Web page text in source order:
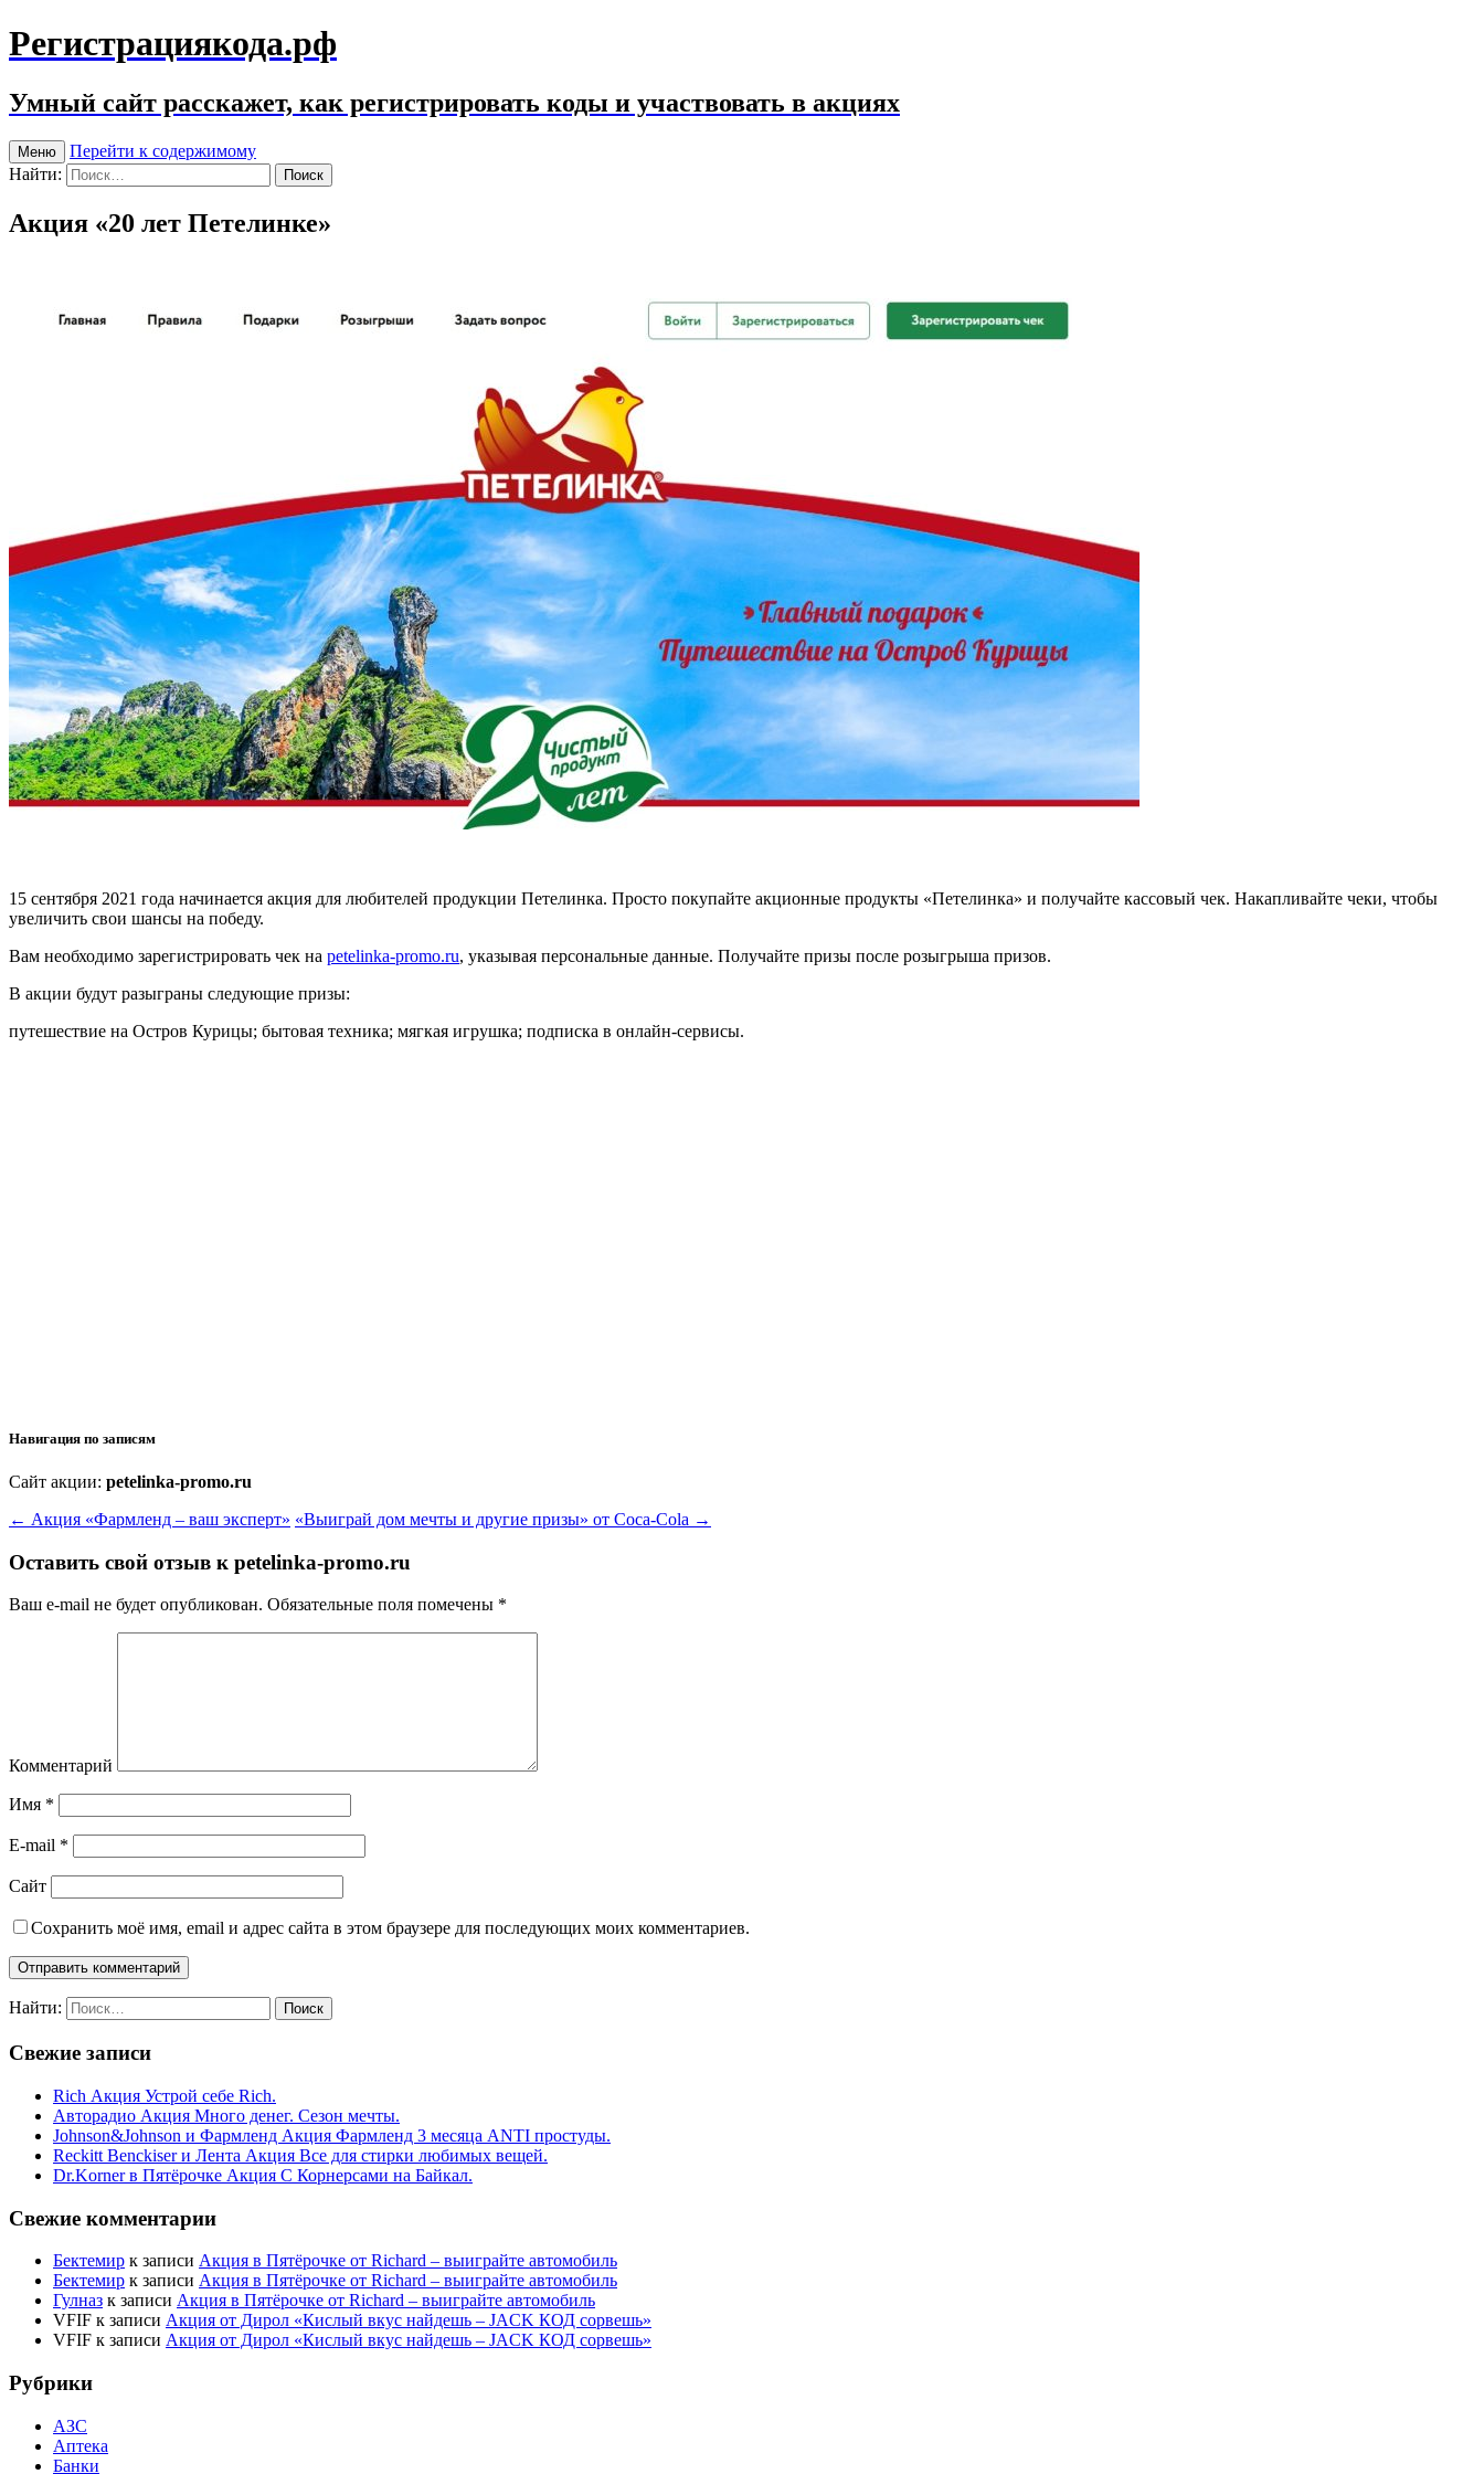
Регистрациякода.рф
Умный сайт расскажет, как регистрировать коды и участвовать в акциях
Меню
Перейти к содержимому
Найти:
Акция «20 лет Петелинке»
15 сентября 2021 года начинается акция для любителей продукции Петелинка. Просто покупайте акционные продукты «Петелинка» и получайте кассовый чек. Накапливайте чеки, чтобы
увеличить свои шансы на победу.
Вам необходимо зарегистрировать чек на petelinka-promo.ru, указывая персональные данные. Получайте призы после розыгрыша призов.
В акции будут разыграны следующие призы:
путешествие на Остров Курицы; бытовая техника; мягкая игрушка; подписка в онлайн-сервисы.
Навигация по записям
Сайт акции: petelinka-promo.ru
← Акция «Фармленд – ваш эксперт» «Выиграй дом мечты и другие призы» от Coca-Cola →
Оставить свой отзыв к petelinka-promo.ru
Ваш e-mail не будет опубликован. Обязательные поля помечены *
Комментарий
Имя *
E-mail *
Сайт
Сохранить моё имя, email и адрес сайта в этом браузере для последующих моих комментариев.
Найти:
Свежие записи
Rich Акция Устрой себе Rich.
Авторадио Акция Много денег. Сезон мечты.
Johnson&Johnson и Фармленд Акция Фармленд 3 месяца ANTI простуды.
Reckitt Benckiser и Лента Акция Все для стирки любимых вещей.
Dr.Korner в Пятёрочке Акция С Корнерсами на Байкал.
Свежие комментарии
Бектемир к записи Акция в Пятёрочке от Richard – выиграйте автомобиль
Бектемир к записи Акция в Пятёрочке от Richard – выиграйте автомобиль
Гулназ к записи Акция в Пятёрочке от Richard – выиграйте автомобиль
VFIF к записи Акция от Дирол «Кислый вкус найдешь – JACK КОД сорвешь»
VFIF к записи Акция от Дирол «Кислый вкус найдешь – JACK КОД сорвешь»
Рубрики
АЗС
Аптека
Банки